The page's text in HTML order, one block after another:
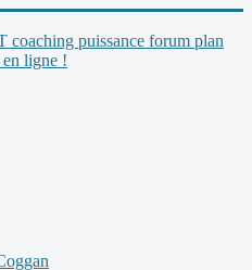
coaching puissance forum plan
en ligne !